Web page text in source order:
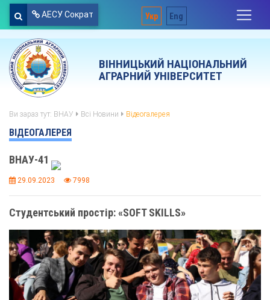
АЕСУ Сократ Укр Eng
ВІННИЦЬКИЙ НАЦІОНАЛЬНИЙ
АГРАРНИЙ УНІВЕРСИТЕТ
Ви зараз тут: ВНАУ Всі Новини Відеогалерея
ВІДЕОГАЛЕРЕЯ
ВНАУ-41
29.09.2023 7998
Студентський простір: «SOFT SKILLS»